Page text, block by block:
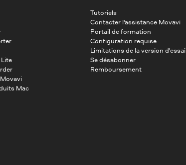
Mac
Tutoriels
Contacter l'assistance Movavi
Portail de formation
Configuration requise
Limitations de la version d'essai
Se désabonner
Remboursement